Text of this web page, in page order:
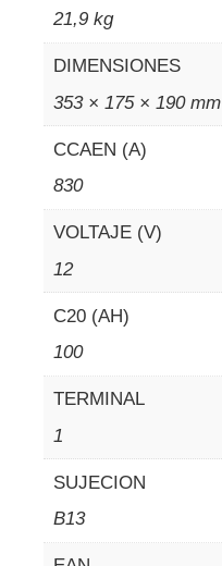
21,9 kg
DIMENSIONES
353 × 175 × 190 mm
CCAEN (A)
830
VOLTAJE (V)
12
C20 (AH)
100
TERMINAL
1
SUJECION
B13